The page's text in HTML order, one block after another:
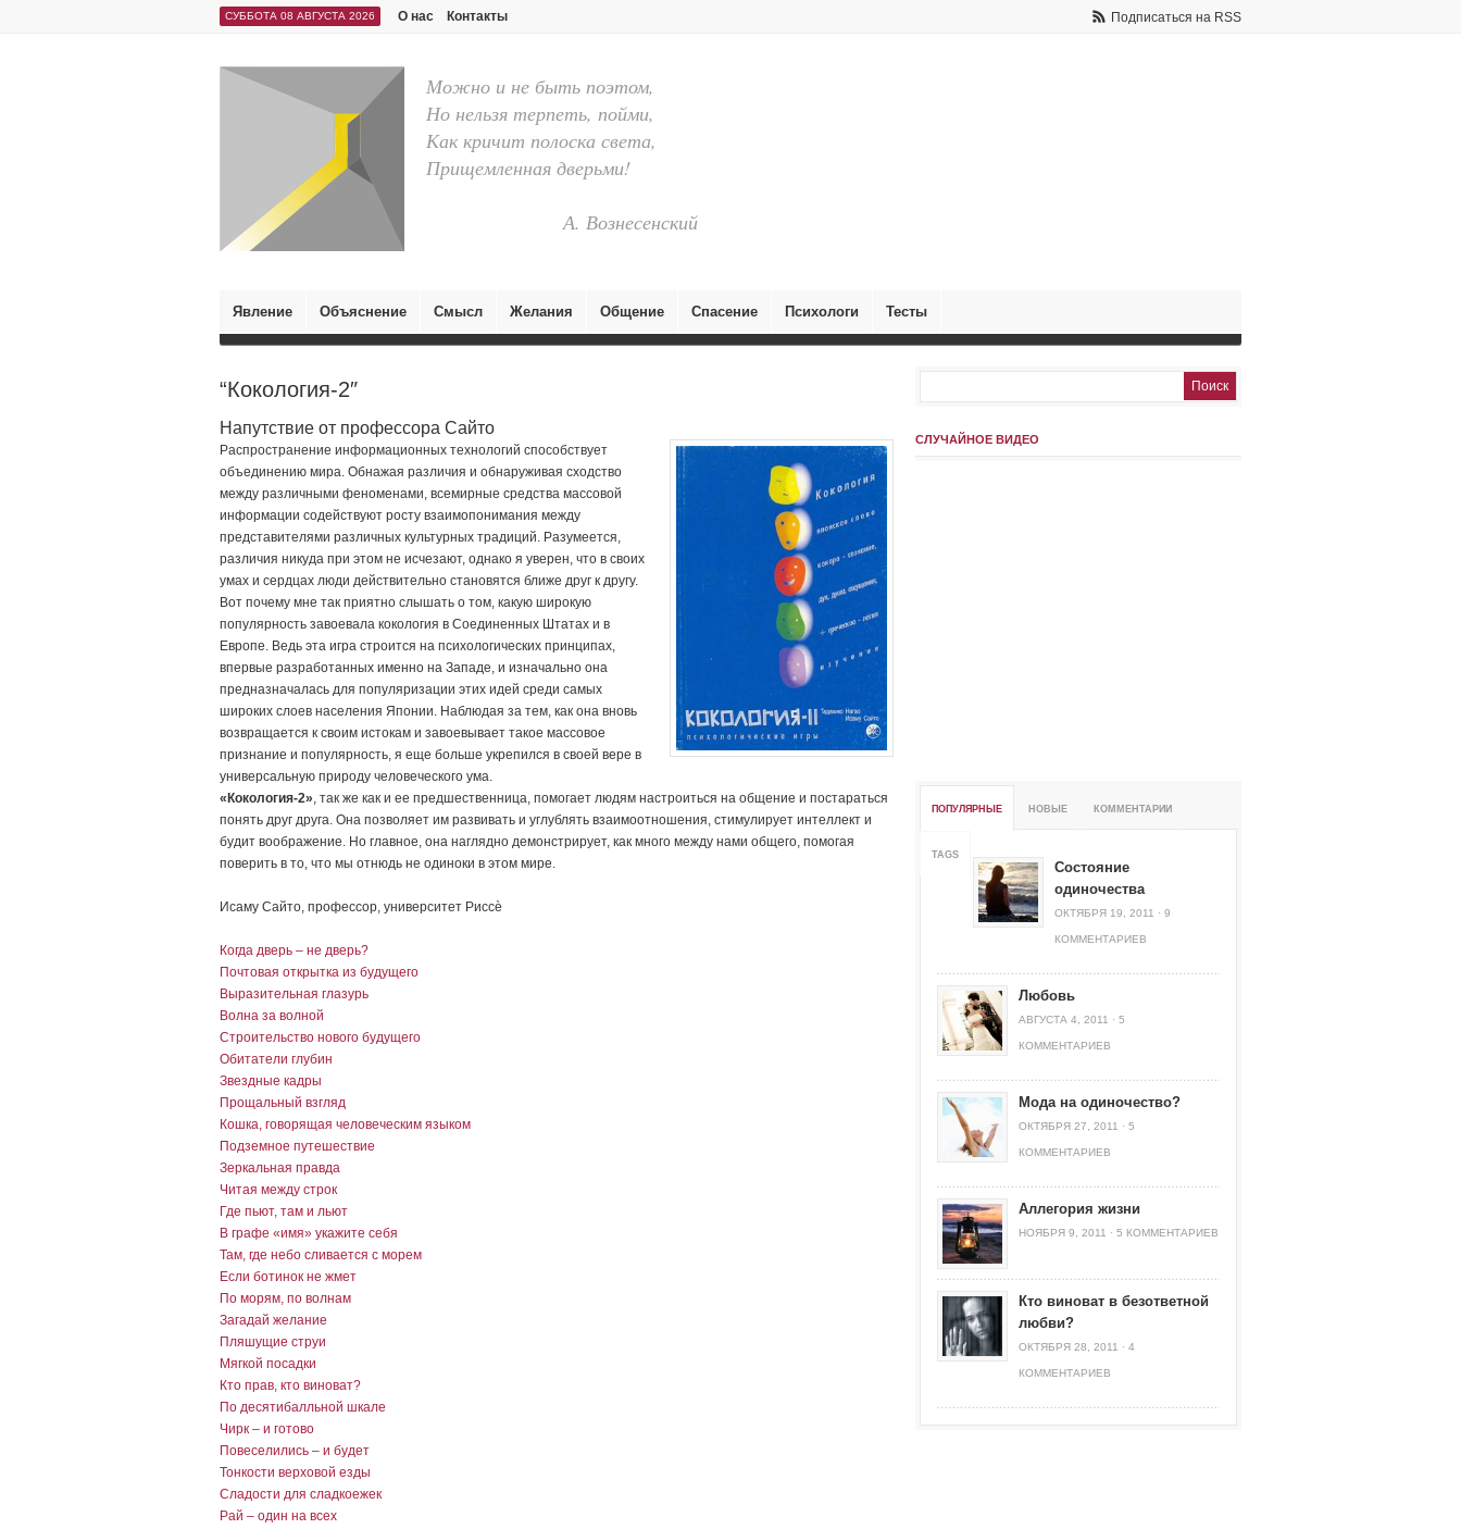
СУББОТА 08 АВГУСТА 2026 О нас Контакты Подписаться на RSS
Можно и не быть поэтом,
Но нельзя терпеть, пойми,
Как кричит полоска света,
Прищемленная дверьми!
А. Вознесенский
Явление Объяснение Смысл Желания Общение Спасение Психологи Тесты
“Кокология-2″
Напутствие от профессора Сайто
Распространение информационных технологий способствует
объединению мира. Обнажая различия и обнаруживая сходство
между различными феноменами, всемирные средства массовой
информации содействуют росту взаимопонимания между
представителями различных культурных традиций. Разумеется,
различия никуда при этом не исчезают, однако я уверен, что в своих
умах и сердцах люди действительно становятся ближе друг к другу.
Вот почему мне так приятно слышать о том, какую широкую
популярность завоевала кокология в Соединенных Штатах и в
Европе. Ведь эта игра строится на психологических принципах,
впервые разработанных именно на Западе, и изначально она
предназначалась для популяризации этих идей среди самых
широких слоев населения Японии. Наблюдая за тем, как она вновь
возвращается к своим истокам и завоевывает такое массовое
признание и популярность, я еще больше укрепился в своей вере в
универсальную природу человеческого ума.
«Кокология-2», так же как и ее предшественница, помогает людям настроиться на общение и постараться
понять друг друга. Она позволяет им развивать и углублять взаимоотношения, стимулирует интеллект и
будит воображение. Но главное, она наглядно демонстрирует, как много между нами общего, помогая
поверить в то, что мы отнюдь не одиноки в этом мире.
Исаму Сайто, профессор, университет Риссѐ
Когда дверь – не дверь?
Почтовая открытка из будущего
Выразительная глазурь
Волна за волной
Строительство нового будущего
Обитатели глубин
Звездные кадры
Прощальный взгляд
Кошка, говорящая человеческим языком
Подземное путешествие
Зеркальная правда
Читая между строк
Где пьют, там и льют
В графе «имя» укажите себя
Там, где небо сливается с морем
Если ботинок не жмет
По морям, по волнам
Загадай желание
Пляшущие струи
Мягкой посадки
Кто прав, кто виноват?
По десятибалльной шкале
Чирк – и готово
Повеселились – и будет
Тонкости верховой езды
Сладости для сладкоежек
Рай – один на всех
СЛУЧАЙНОЕ ВИДЕО
ПОПУЛЯРНЫЕ НОВЫЕ КОММЕНТАРИИ
TAGS
Состояние
одиночества
ОКТЯБРЯ 19, 2011 · 9
КОММЕНТАРИЕВ
Любовь
АВГУСТА 4, 2011 · 5
КОММЕНТАРИЕВ
Мода на одиночество?
ОКТЯБРЯ 27, 2011 · 5
КОММЕНТАРИЕВ
Аллегория жизни
НОЯБРЯ 9, 2011 · 5 КОММЕНТАРИЕВ
Кто виноват в безответной
любви?
ОКТЯБРЯ 28, 2011 · 4
КОММЕНТАРИЕВ